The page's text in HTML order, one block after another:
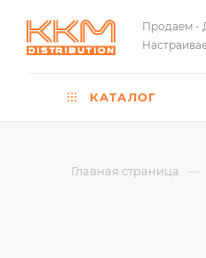
Продаем -
КАТАЛОГ
Главная страница —